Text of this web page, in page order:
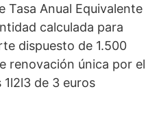
Tasa Anual Equivalente
calculada para
dispuesto de 1.500
renovación única por el
de 3 euros